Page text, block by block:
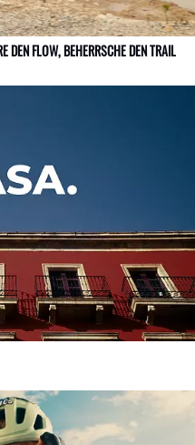
DEN FLOW, BEHERRSCHE DEN TRAIL